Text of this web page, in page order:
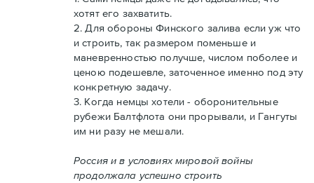
хотят его захватить.
2. Для обороны Финского залива если уж что
и строить, так размером поменьше и
маневренностью получше, числом поболее и
ценою подешевле, заточенное именно под эту
конкретную задачу.
3. Когда немцы хотели - оборонительные
рубежи Балтфлота они прорывали, и Гангуты
им ни разу не мешали.
Россия и в условиях мировой войны
продолжала успешно строить